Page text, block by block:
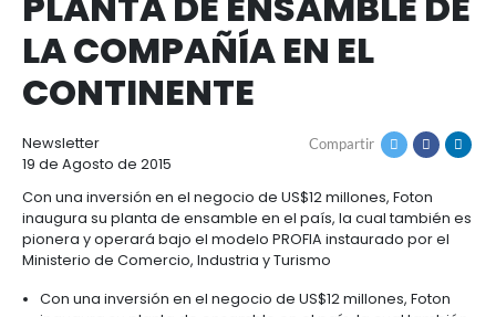
navegación
ensamble de la compañía en el continente
FOTON INAUGURA
COLOMBIA LA
PLANTA DE
LA COMPAÑÍA EN EL
CONTINENTE